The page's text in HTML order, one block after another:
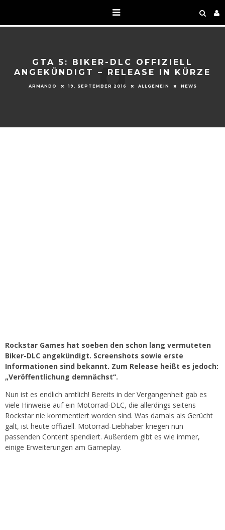
GTA 5: BIKER-DLC OFFIZIELL
ANGEKÜNDIGT – RELEASE IN KÜRZE
ARMANDO 19. SEPTEMBER 2016 ALLGEMEIN NEWS
Rockstar Games hat soeben den schon lang vermuteten
Biker-DLC angekündigt. Screenshots sowie erste
Informationen sind bekannt. Zum Release heißt es jedoch:
„Veröffentlichung demnächst“.
Nun ist es endlich amtlich! Bereits in der Vergangenheit gab es
viele Hinweise auf ein Motorrad-DLC, die allerdings seitens
Rockstar nie kommentiert worden sind. Was damals als Gerücht
galt, ist heute offiziell. Motorrad-Liebhaber kriegen nun
passenden Content spendiert. Außerdem gibt es wie immer,
einige Erweiterungen am Gameplay.